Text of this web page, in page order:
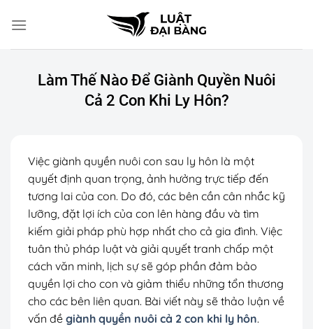
đến
Làm Thế Nào Để Giành Quyền Nuôi
Cả 2 Con Khi Ly Hôn?
Việc giành quyền nuôi con sau ly hôn là một
quyết định quan trọng, ảnh hưởng trực tiếp đến
tương lai của con. Do đó, các bên cần cân nhắc kỹ
lưỡng, đặt lợi ích của con lên hàng đầu và tìm
kiếm giải pháp phù hợp nhất cho cả gia đình. Việc
tuân thủ pháp luật và giải quyết tranh chấp một
cách văn minh, lịch sự sẽ góp phần đảm bảo
quyền lợi cho con và giảm thiểu những tổn thương
cho các bên liên quan. Bài viết này sẽ thảo luận về
vấn đề giành quyền nuôi cả 2 con khi ly hôn.